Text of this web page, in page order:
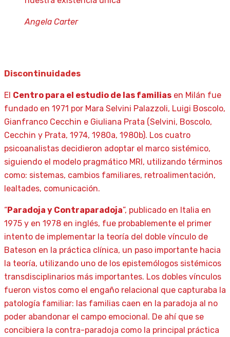
Angela Carter
Discontinuidades
El Centro para el estudio de las familias en Milán fue
fundado en 1971 por Mara Selvini Palazzoli, Luigi Boscolo,
Gianfranco Cecchin e Giuliana Prata (Selvini, Boscolo,
Cecchin y Prata, 1974, 1980a, 1980b). Los cuatro
psicoanalistas decidieron adoptar el marco sistémico,
siguiendo el modelo pragmático MRI, utilizando términos
como: sistemas, cambios familiares, retroalimentación,
lealtades, comunicación.
“Paradoja y Contraparadoja”, publicado en Italia en
1975 y en 1978 en inglés, fue probablemente el primer
intento de implementar la teoría del doble vínculo de
Bateson en la práctica clínica, un paso importante hacia
la teoría, utilizando uno de los epistemólogos sistémicos
transdisciplinarios más importantes. Los dobles vínculos
fueron vistos como el engaño relacional que capturaba la
patología familiar: las familias caen en la paradoja al no
poder abandonar el campo emocional. De ahí que se
concibiera la contra-paradoja como la principal práctica